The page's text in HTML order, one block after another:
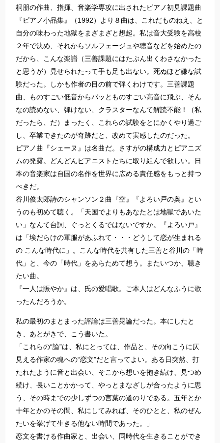
桐朋の作曲、指揮、音楽学専攻に出されたピアノ初見課題曲
『ピアノ小品集』（1992）より８曲は、これだものねえ、と
自分の味わった地獄をまざまざと想起。私は音大受験を高校
２年で決め、それからソルフェージュや聴音などを始めたの
だから、こんな楽譜（三善課題にはたぶん出くわさなかった
と思うが）見せられたって手も足も出ない。死ぬほど嫌な試
験だった。しかも作者の目の前で弾くわけです。三善課題
曲、ものすごい低音からパッとものすごい高音に飛ぶ、そん
なの読めない、弾けない、クラスターなんて解読不能！（私
だったら、だ）まったく、これらの試験をとにかくやり過ご
し、卒業できたのが奇跡だと、改めて実感したのだった。
ピアノ曲『シェーヌ』は名曲だ。さすがの構成力とピアニズ
ムの発露。どんどんピアニストたちに取り組んで欲しい。日
本の音楽家は自国の名作を世界に広める責任感をもっと持つ
べきだ。
谷川俊太郎詩のシャンソン２曲『空』『よろい戸の奥』とい
うのも初めて聴く。「天国でよりもあなたとは地獄であいた
い」なんて台詞、ぐっとくるではないですか。『よろい戸』
は「埃だらけの軍服があふれて・・・どうして恋が生まれる
の こんな時代に」。こんな時代を共有した三善と谷川の「時
代」と、今の「時代」をあらためて想う。またいつか、聴き
たい曲。
『一人は賑やか』は、氏の愛唱歌。ご本人はどんなふうに歌
ったんだろうか。
私の最初のまとまった評論は三善晃論だった。本にしたと
き、あとがきで、こう書いた。
「これらの“論”は、私にとっては、作品と、その向こうに仄
見える作家の魂への“恋文”だと言ってよい。ある日突然、打
たれたように音と出会い、そこから想いを抱き続け、見つめ
続け、長いことかかって、やっとまなざしが合ったように思
う、その時までの少しずつの言葉の道のりである。五年とか
十年とかのその間、私にしてみれば、そのひとと、私のぜん
たいを挙げて生きる他ない時間であった。」
恋文を書ける作曲家と、出会い、同時代を生きることができ